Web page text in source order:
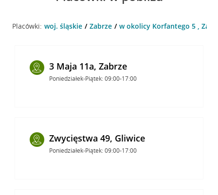
Placówki: woj. śląskie Zabrze w okolicy Korfantego 5 ,
3 Maja 11a, Zabrze
Poniedziałek-Piątek: 09:00-17:00
Zwycięstwa 49, Gliwice
Poniedziałek-Piątek: 09:00-17:00